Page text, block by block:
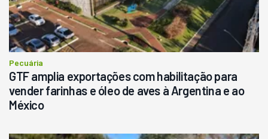
Pecuária
GTF amplia exportações com habilitação para
vender farinhas e óleo de aves à Argentina e ao
México